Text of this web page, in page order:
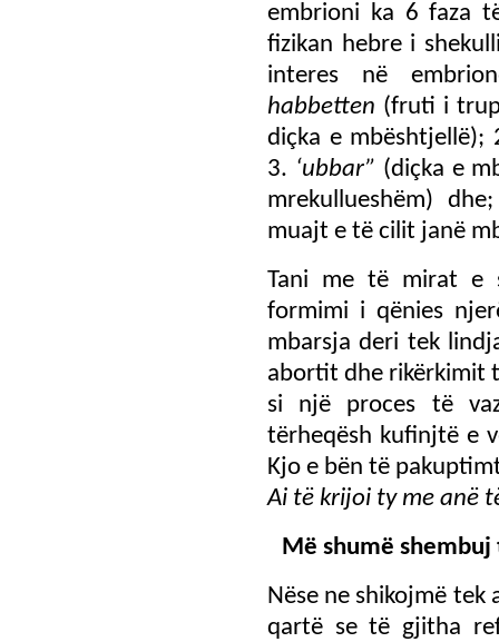
embrioni ka 6 faza
fizikan hebre i
interes në
habbetten (fruti i
diçka e mbështjellë);
3. ‘ubbar” (diçka e
mrekullueshëm)
muajt e të cilit janë
Tani me të mirat e
formimi i qënies
mbarsja deri tek
abortit dhe rikërkimit
si një proces të
tërheqësh kufinjtë e
Kjo e bën të
Ai të krijoi ty me anë
Më shumë
Nëse ne shikojmë tek
qartë se të gjitha